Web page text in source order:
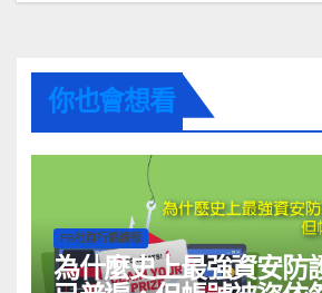
你也會想看
FB社群行銷課程
為什麼史上最強資安防